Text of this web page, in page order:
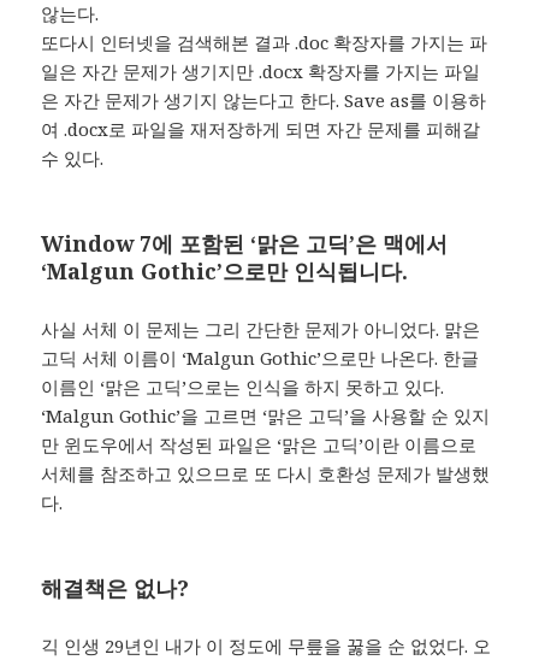
않는다.
또다시 인터넷을 검색해본 결과 .doc 확장자를 가지는 파
일은 자간 문제가 생기지만 .docx 확장자를 가지는 파일
은 자간 문제가 생기지 않는다고 한다. Save as를 이용하
여 .docx로 파일을 재저장하게 되면 자간 문제를 피해갈
수 있다.
Window 7에 포함된 ‘맑은 고딕’은 맥에서
‘Malgun Gothic’으로만 인식됩니다.
사실 서체 이 문제는 그리 간단한 문제가 아니었다. 맑은
고딕 서체 이름이 ‘Malgun Gothic’으로만 나온다. 한글
이름인 ‘맑은 고딕’으로는 인식을 하지 못하고 있다.
‘Malgun Gothic’을 고르면 ‘맑은 고딕’을 사용할 순 있지
만 윈도우에서 작성된 파일은 ‘맑은 고딕’이란 이름으로
서체를 참조하고 있으므로 또 다시 호환성 문제가 발생했
다.
해결책은 없나?
긱 인생 29년인 내가 이 정도에 무릎을 꿇을 순 없었다. 오